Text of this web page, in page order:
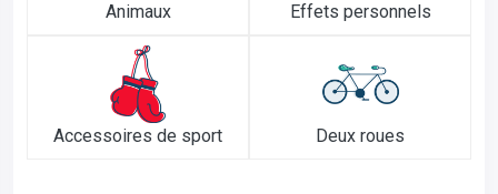
Animaux Effets personnels
Accessoires de sport Deux roues